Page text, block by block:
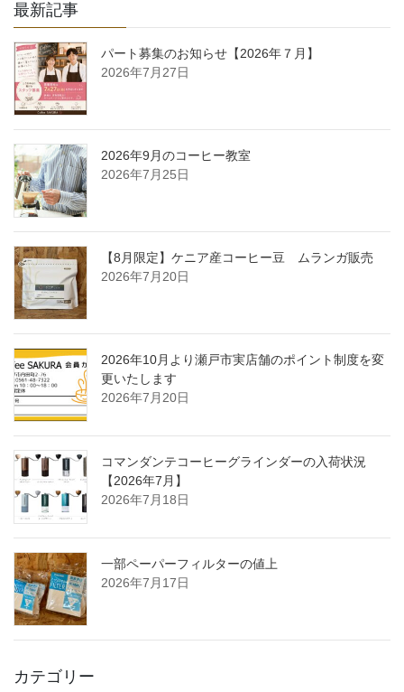
最新記事
パート募集のお知らせ【2026年７月】
2026年7月27日
2026年9月のコーヒー教室
2026年7月25日
【8月限定】ケニア産コーヒー豆 ムランガ販売
2026年7月20日
2026年10月より瀬戸市実店舗のポイント制度を変
更いたします
2026年7月20日
コマンダンテコーヒーグラインダーの入荷状況
【2026年7月】
2026年7月18日
一部ペーパーフィルターの値上
2026年7月17日
カテゴリー